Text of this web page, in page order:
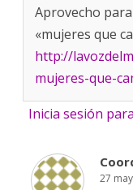
Aprovecho
«mujeres que
http://
mujeres-que-
Inicia sesión
27